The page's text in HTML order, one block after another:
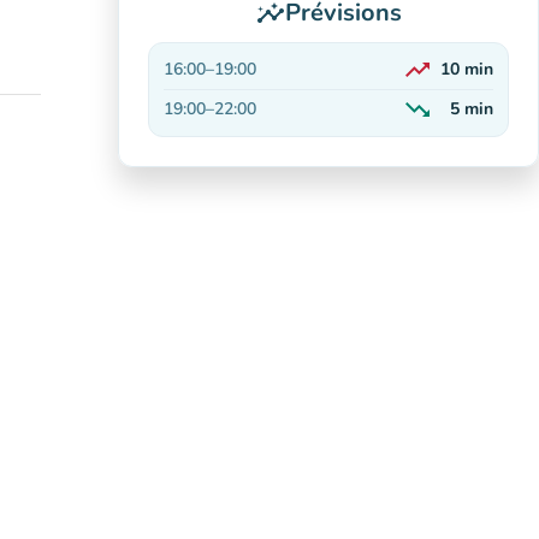
insightsPrévisions
16:00–19:00 trending_up 10 min
19:00–22:00 trending_down
En baisse
5 min